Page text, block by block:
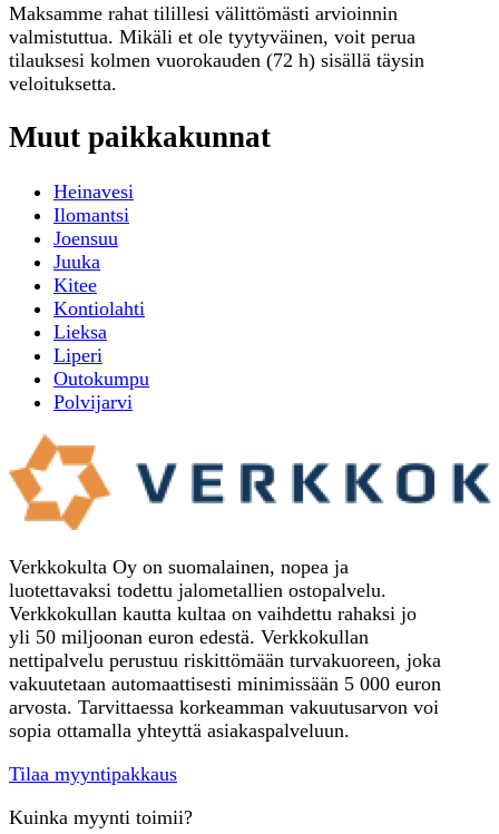
Maksamme rahat tilillesi välittömästi arvioinnin
valmistuttua. Mikäli et ole tyytyväinen, voit perua
tilauksesi kolmen vuorokauden (72 h) sisällä täysin
veloituksetta.
Muut paikkakunnat
Heinavesi
Ilomantsi
Joensuu
Juuka
Kitee
Kontiolahti
Lieksa
Liperi
Outokumpu
Polvijarvi
Verkkokulta Oy on suomalainen, nopea ja
luotettavaksi todettu jalometallien ostopalvelu.
Verkkokullan kautta kultaa on vaihdettu rahaksi jo
yli 50 miljoonan euron edestä. Verkkokullan
nettipalvelu perustuu riskittömään turvakuoreen, joka
vakuutetaan automaattisesti minimissään 5 000 euron
arvosta. Tarvittaessa korkeamman vakuutusarvon voi
sopia ottamalla yhteyttä asiakaspalveluun.
Tilaa myyntipakkaus
Kuinka myynti toimii?